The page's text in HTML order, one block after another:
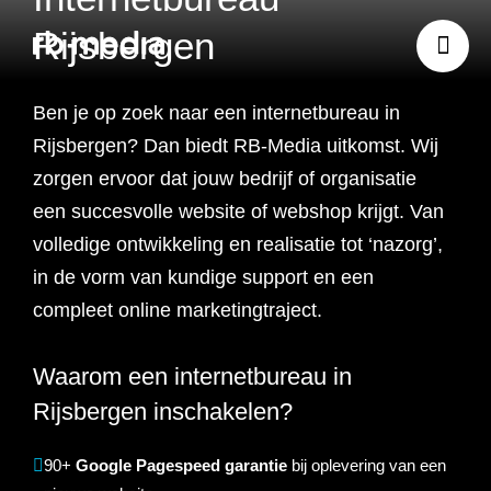
Website ontwikkeling
Website ontwikkeling
Website laten maken
Webdesign bureau
Webshop ontwikkeling
Webshop laten maken
Zoho webshop
Carerix website
Bullhorn website
Vastgoed websites
Realworks website
Branding & Strategie
Branding
Doelgroep analyse
Klantreis in kaart
brengen
Online marketing
strategie
Content strategie
Online marketing
Online marketing
bureau
Online marketing
uitbesteden
SEO
SEO onderzoek
Advertising
Website inzicht
Nulmeting website
Onderzoeken
Over ons
Projecten
Rijsbergen
Ben je op zoek naar een internetbureau in
Rijsbergen? Dan biedt RB-Media uitkomst. Wij
zorgen ervoor dat jouw bedrijf of organisatie
een succesvolle website of webshop krijgt. Van
volledige ontwikkeling en realisatie tot ‘nazorg’,
in de vorm van kundige support en een
compleet online marketingtraject.
Waarom een internetbureau in
Rijsbergen inschakelen?
90+ Google Pagespeed garantie bij oplevering van een